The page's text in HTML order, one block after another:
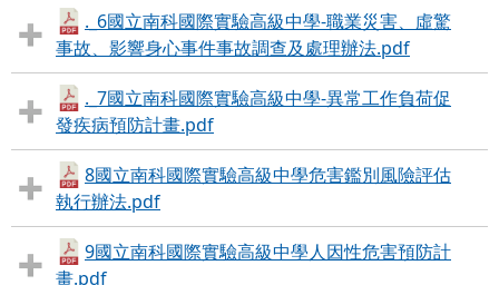
._6國立南科國際實驗高級中學-職業災害、虛驚
事故、影響身心事件事故調查及處理辦法.pdf
._7國立南科國際實驗高級中學-異常工作負荷促
發疾病預防計畫.pdf
8國立南科國際實驗高級中學危害鑑別風險評估
執行辦法.pdf
9國立南科國際實驗高級中學人因性危害預防計
畫.pdf